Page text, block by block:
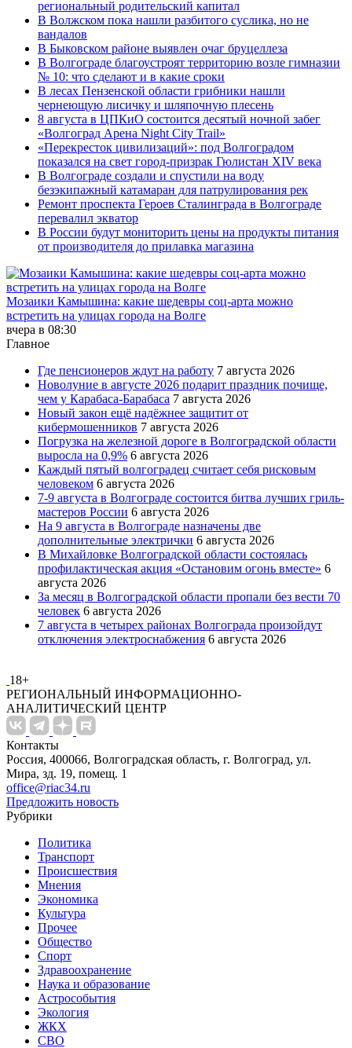
региональный родительский капитал
В Волжском пока нашли разбитого суслика, но не
вандалов
В Быковском районе выявлен очаг бруцеллеза
В Волгограде благоустроят территорию возле гимназии
№ 10: что сделают и в какие сроки
В лесах Пензенской области грибники нашли
чернеющую лисичку и шляпочную плесень
8 августа в ЦПКиО состоится десятый ночной забег
«Волгоград Арена Night City Trail»
«Перекресток цивилизаций»: под Волгоградом
показался на свет город-призрак Гюлистан XIV века
В Волгограде создали и спустили на воду
безэкипажный катамаран для патрулирования рек
Ремонт проспекта Героев Сталинграда в Волгограде
перевалил экватор
В России будут мониторить цены на продукты питания
от производителя до прилавка магазина
Мозаики Камышина: какие шедевры соц-арта можно
встретить на улицах города на Волге
вчера в 08:30
Главное
Где пенсионеров ждут на работу 7 августа 2026
Новолуние в августе 2026 подарит праздник почище,
чем у Карабаса-Барабаса 7 августа 2026
Новый закон ещё надёжнее защитит от
кибермошенников 7 августа 2026
Погрузка на железной дороге в Волгоградской области
выросла на 0,9% 6 августа 2026
Каждый пятый волгоградец считает себя рисковым
человеком 6 августа 2026
7-9 августа в Волгограде состоится битва лучших гриль-
мастеров России 6 августа 2026
На 9 августа в Волгограде назначены две
дополнительные электрички 6 августа 2026
В Михайловке Волгоградской области состоялась
профилактическая акция «Остановим огонь вместе» 6
августа 2026
За месяц в Волгоградской области пропали без вести 70
человек 6 августа 2026
7 августа в четырех районах Волгограда произойдут
отключения электроснабжения 6 августа 2026
18+
РЕГИОНАЛЬНЫЙ ИНФОРМАЦИОННО-
АНАЛИТИЧЕСКИЙ ЦЕНТР
Контакты
Россия, 400066, Волгоградская область, г. Волгоград, ул.
Мира, зд. 19, помещ. 1
office@riac34.ru
Предложить новость
Рубрики
Политика
Транспорт
Происшествия
Мнения
Экономика
Культура
Прочее
Общество
Спорт
Здравоохранение
Наука и образование
Астрособытия
Экология
ЖКХ
СВО